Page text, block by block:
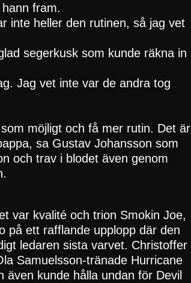
fram.
inte heller den rutinen, så jag vet
segerkusk som kunde räkna in
Jag vet inte var de andra tog
möjligt och få mer rutin. Det är
sa Gustav Johansson som
och trav i blodet även genom
var kvalité och trion Smokin Joe,
på ett rafflande upplopp där den
ledaren sista varvet. Christoffer
Samuelsson-tränade Hurricane
kunde hålla undan för Devil